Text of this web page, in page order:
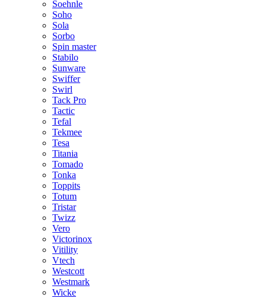
Soehnle
Soho
Sola
Sorbo
Spin master
Stabilo
Sunware
Swiffer
Swirl
Tack Pro
Tactic
Tefal
Tekmee
Tesa
Titania
Tomado
Tonka
Toppits
Totum
Tristar
Twizz
Vero
Victorinox
Vitility
Vtech
Westcott
Westmark
Wicke